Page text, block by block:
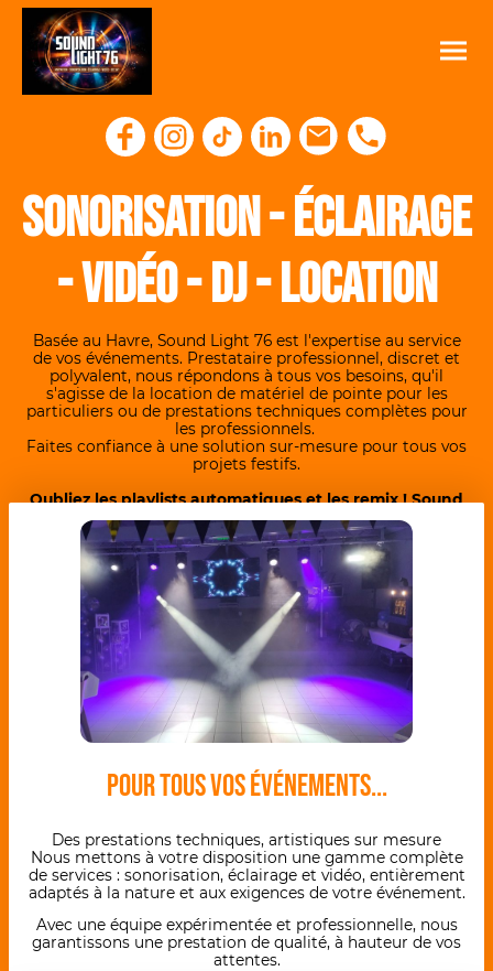
Sonorisation - Éclairage
- Vidéo - Dj - Location
Basée au Havre, Sound Light 76 est l'expertise au service
de vos événements. Prestataire professionnel, discret et
polyvalent, nous répondons à tous vos besoins, qu'il
s'agisse de la location de matériel de pointe pour les
particuliers ou de prestations techniques complètes pour
les professionnels.
Faites confiance à une solution sur-mesure pour tous vos
projets festifs.
Oubliez les playlists automatiques et les remix ! Sound
Light 76 mixe 100 % en live
Il sculpte chaque transition en direct (intros/outros
travaillées, calage, égalisation, effets),
il pilote l'ambiance en temps réel selon les réactions de
vos invités.
EN SAVOIR PLUS
Pour tous vos événements...
Des prestations techniques, artistiques sur mesure
Nous mettons à votre disposition une gamme complète
de services : sonorisation, éclairage et vidéo, entièrement
adaptés à la nature et aux exigences de votre événement.
Avec une équipe expérimentée et professionnelle, nous
garantissons une prestation de qualité, à hauteur de vos
attentes.